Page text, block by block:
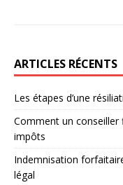
ARTICLES RÉCENTS
Les étapes d’une
Comment un conseiller
impôts
Indemnisation
légal